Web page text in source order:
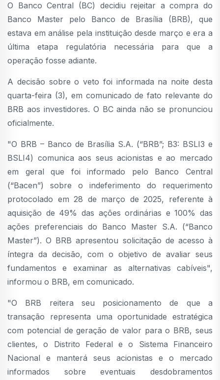
O Banco Central (BC) decidiu rejeitar a compra do
Banco Master pelo Banco de Brasília (BRB), que
estava em análise pela instituição desde março e era a
última etapa regulatória necessária para que a
operação fosse adiante.
A decisão sobre o veto foi informada na noite desta
quarta-feira (3), em comunicado de fato relevante do
BRB aos investidores. O BC ainda não se pronunciou
oficialmente.
"O BRB – Banco de Brasília S.A. (“BRB”; B3: BSLI3 e
BSLI4) comunica aos seus acionistas e ao mercado
em geral que foi informado pelo Banco Central
(“Bacen”) sobre o indeferimento do requerimento
protocolado em 28 de março de 2025, referente à
aquisição de 49% das ações ordinárias e 100% das
ações preferenciais do Banco Master S.A. (“Banco
Master”). O BRB apresentou solicitação de acesso à
íntegra da decisão, com o objetivo de avaliar seus
fundamentos e examinar as alternativas cabíveis",
informou o BRB, em comunicado.
"O BRB reitera seu posicionamento de que a
transação representa uma oportunidade estratégica
com potencial de geração de valor para o BRB, seus
clientes, o Distrito Federal e o Sistema Financeiro
Nacional e manterá seus acionistas e o mercado
informados sobre eventuais desdobramentos